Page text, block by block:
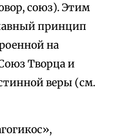
союз). Этим
принцип
на
Творца и
веры (см.